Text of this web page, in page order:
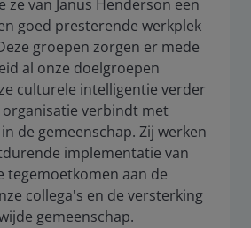
ze van Janus Henderson een
goed presterende werkplek
groepen zorgen er mede
al onze doelgroepen
culturele intelligentie verder
verbindt met
de gemeenschap. Zij werken
implementatie van
tegemoetkomen aan de
collega's en de versterking
gemeenschap.